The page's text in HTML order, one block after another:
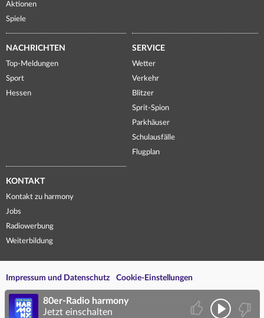
Aktionen
Spiele
NACHRICHTEN
Top-Meldungen
Sport
Hessen
SERVICE
Wetter
Verkehr
Blitzer
Sprit-Spion
Parkhäuser
Schulausfälle
Flugplan
KONTAKT
Kontakt zu harmony
Jobs
Radiowerbung
Weiterbildung
Impressum und Datenschutz Cookie-Einstellungen
80er-Radio harmony
Jetzt einschalten